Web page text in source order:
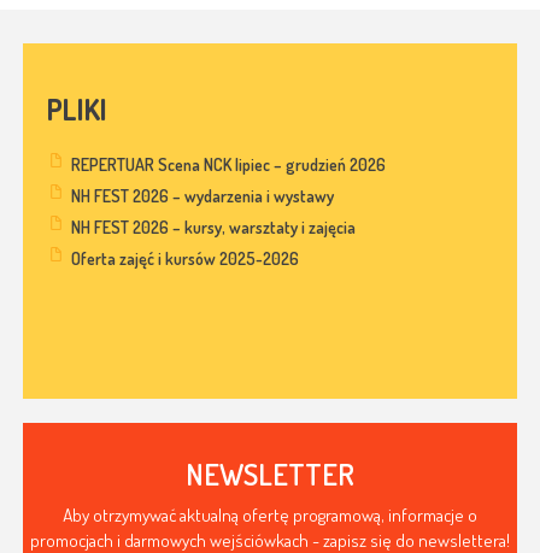
PLIKI
REPERTUAR Scena NCK lipiec – grudzień 2026
NH FEST 2026 – wydarzenia i wystawy
NH FEST 2026 – kursy, warsztaty i zajęcia
Oferta zajęć i kursów 2025-2026
NEWSLETTER
Aby otrzymywać aktualną ofertę programową, informacje o
promocjach i darmowych wejściówkach - zapisz się do newslettera!